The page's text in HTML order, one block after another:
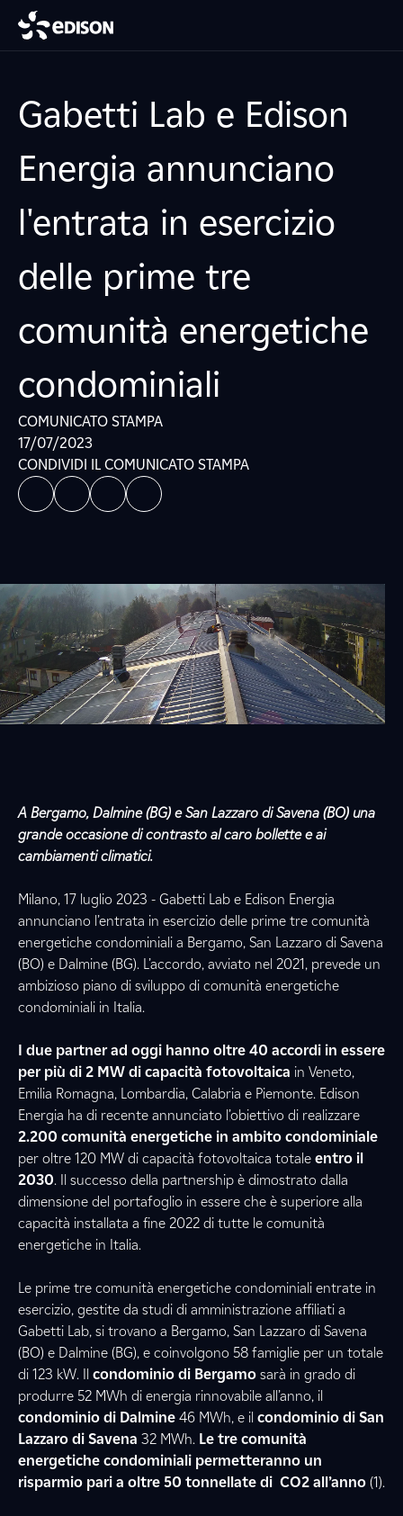
Gabetti Lab e Edison
Energia annunciano
l'entrata in esercizio
delle prime tre
comunità energetiche
condominiali
COMUNICATO STAMPA
17/07/2023
CONDIVIDI IL COMUNICATO STAMPA
A Bergamo, Dalmine (BG) e San Lazzaro di Savena (BO) una
grande occasione di contrasto al caro bollette e ai
cambiamenti climatici.
Milano, 17 luglio 2023 - Gabetti Lab e Edison Energia
annunciano l’entrata in esercizio delle prime tre comunità
energetiche condominiali a Bergamo, San Lazzaro di Savena
(BO) e Dalmine (BG). L’accordo, avviato nel 2021, prevede un
ambizioso piano di sviluppo di comunità energetiche
condominiali in Italia.
I due partner ad oggi hanno oltre 40 accordi in essere
per più di 2 MW di capacità fotovoltaica in Veneto,
Emilia Romagna, Lombardia, Calabria e Piemonte. Edison
Energia ha di recente annunciato l’obiettivo di realizzare
2.200 comunità energetiche in ambito condominiale
per oltre 120 MW di capacità fotovoltaica totale entro il
2030. Il successo della partnership è dimostrato dalla
dimensione del portafoglio in essere che è superiore alla
capacità installata a fine 2022 di tutte le comunità
energetiche in Italia.
Le prime tre comunità energetiche condominiali entrate in
esercizio, gestite da studi di amministrazione affiliati a
Gabetti Lab, si trovano a Bergamo, San Lazzaro di Savena
(BO) e Dalmine (BG), e coinvolgono 58 famiglie per un totale
di 123 kW. Il condominio di Bergamo sarà in grado di
produrre 52 MWh di energia rinnovabile all’anno, il
condominio di Dalmine 46 MWh, e il condominio di San
Lazzaro di Savena 32 MWh. Le tre comunità
energetiche condominiali permetteranno un
risparmio pari a oltre 50 tonnellate di CO2 all’anno (1).